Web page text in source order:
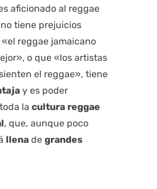
aficionado al reggae
tiene prejuicios
reggae jamaicano
o que «los artistas
el reggae», tiene
y es poder
la cultura reggae
, que, aunque poco
llenade grandes